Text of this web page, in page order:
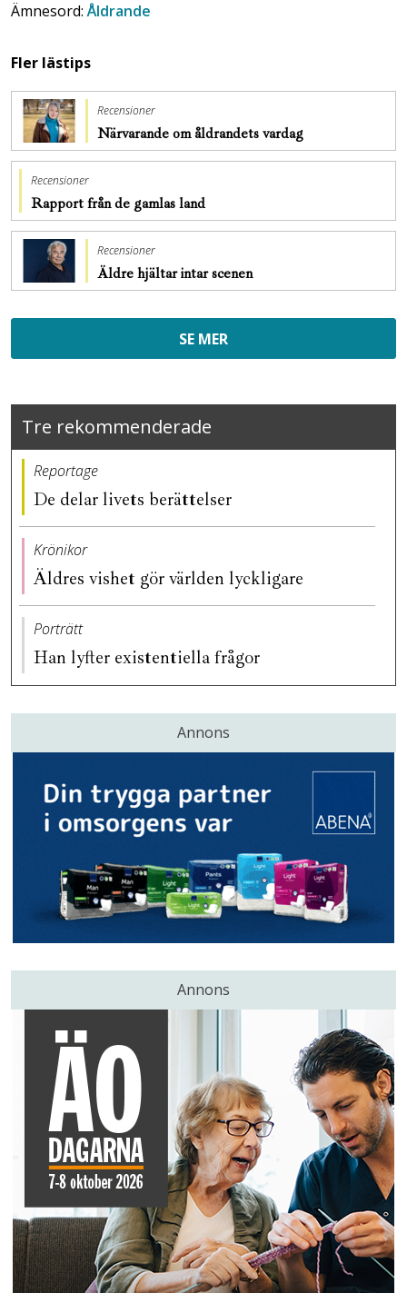
Ämnesord:Åldrande
Fler lästips
Recensioner
Närvarande om åldrandets vardag
Recensioner
Rapport från de gamlas land
Recensioner
Äldre hjältar intar scenen
SE MER
Tre rekommenderade
Reportage
De delar livets berättelser
Krönikor
Äldres vishet gör världen lyckligare
Porträtt
Han lyfter existentiella frågor
Annons
Annons